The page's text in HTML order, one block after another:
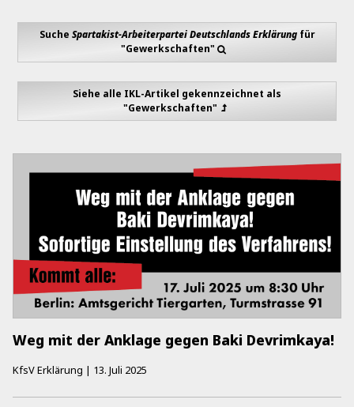
Suche Spartakist-Arbeiterpartei Deutschlands Erklärungfür
"Gewerkschaften"
Siehe alle IKL-Artikel gekennzeichnet als
"Gewerkschaften"
Weg mit der Anklage gegen Baki Devrimkaya!
KfsV Erklärung | 13. Juli 2025